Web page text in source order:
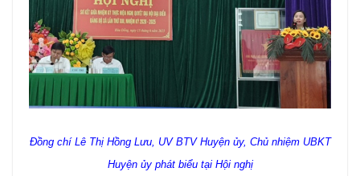
Đồng chí Lê Thị Hồng Lưu, UV BTV Huyện ủy, Chủ nhiệm UBKT
Huyện ủy phát biểutại Hội nghị